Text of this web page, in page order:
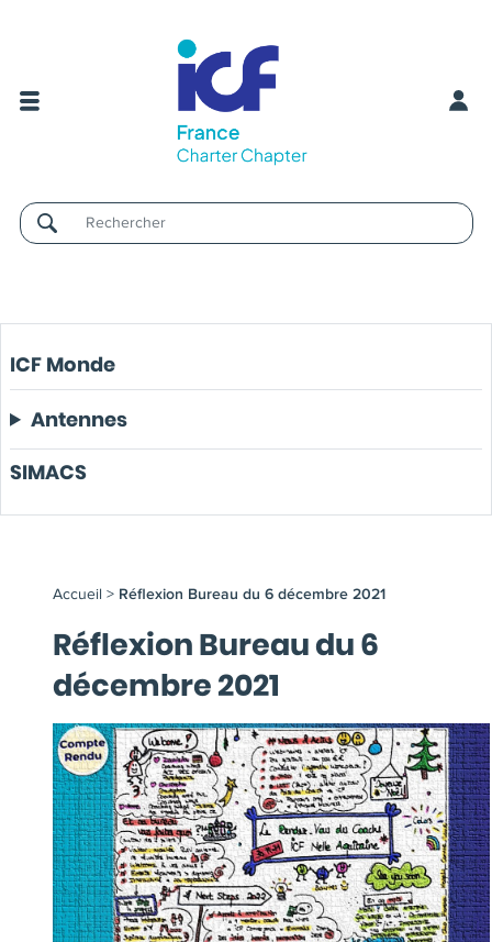
Username
ICF Monde
Antennes
SIMACS
Accueil > Réflexion Bureau du 6 décembre 2021
Réflexion Bureau du 6
décembre 2021